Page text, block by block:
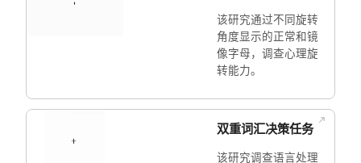
该研究通过不同旋转
角度显示的正常和镜
像字母，调查心理旋
转能力。
双重词汇决策任务
该研究调查语言处理